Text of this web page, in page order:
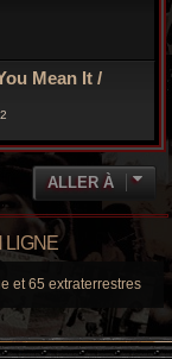
Mean It /
ALLER À
LIGNE
et 65 extraterrestres